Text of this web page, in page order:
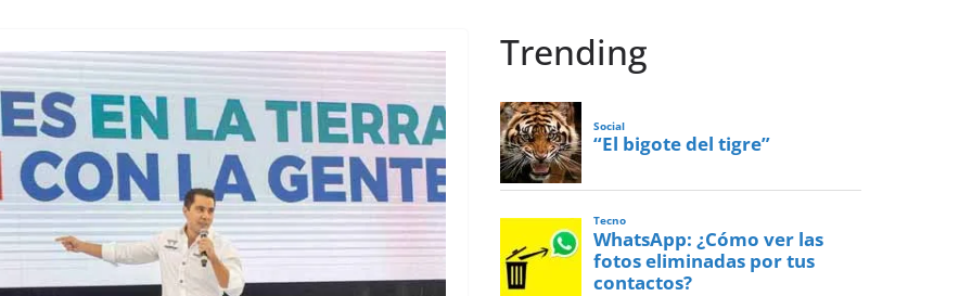
Trending
Social
“El bigote del tigre”
Tecno
WhatsApp: ¿Cómo ver las
fotos eliminadas por tus
contactos?